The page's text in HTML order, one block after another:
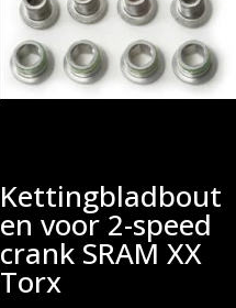
Kettingbladbout
en voor 2-speed
crank SRAM XX
Torx